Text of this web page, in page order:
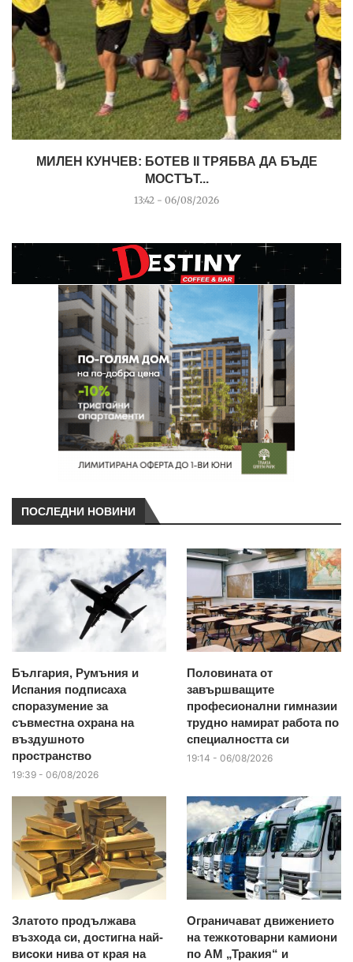
МИЛЕН КУНЧЕВ: БОТЕВ II ТРЯБВА ДА БЪДЕ
МОСТЪТ...
13:42 - 06/08/2026
ПОСЛЕДНИ НОВИНИ
България, Румъния и
Испания подписаха
споразумение за
съвместна охрана на
въздушното
пространство
19:39 - 06/08/2026
Половината от
завършващите
професионални гимназии
трудно намират работа по
специалността си
19:14 - 06/08/2026
Златото продължава
възхода си, достигна най-
високи нива от края на
Ограничават движението
на тежкотоварни камиони
по АМ „Тракия“ и